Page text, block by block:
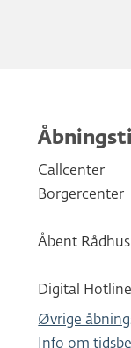
Callcenter
Borgercenter
Åbent Rådhus
Digital Hotline
Øvrige
Info om